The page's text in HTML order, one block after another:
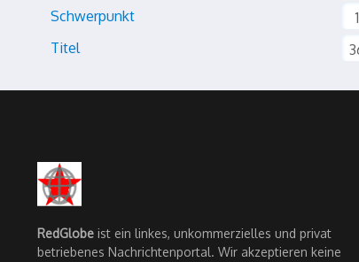
Schwerpunkt
1
Titel
RedGlobe ist ein linkes, unkommerzielles und privat
betriebenes Nachrichtenportal. Wir akzeptieren keine